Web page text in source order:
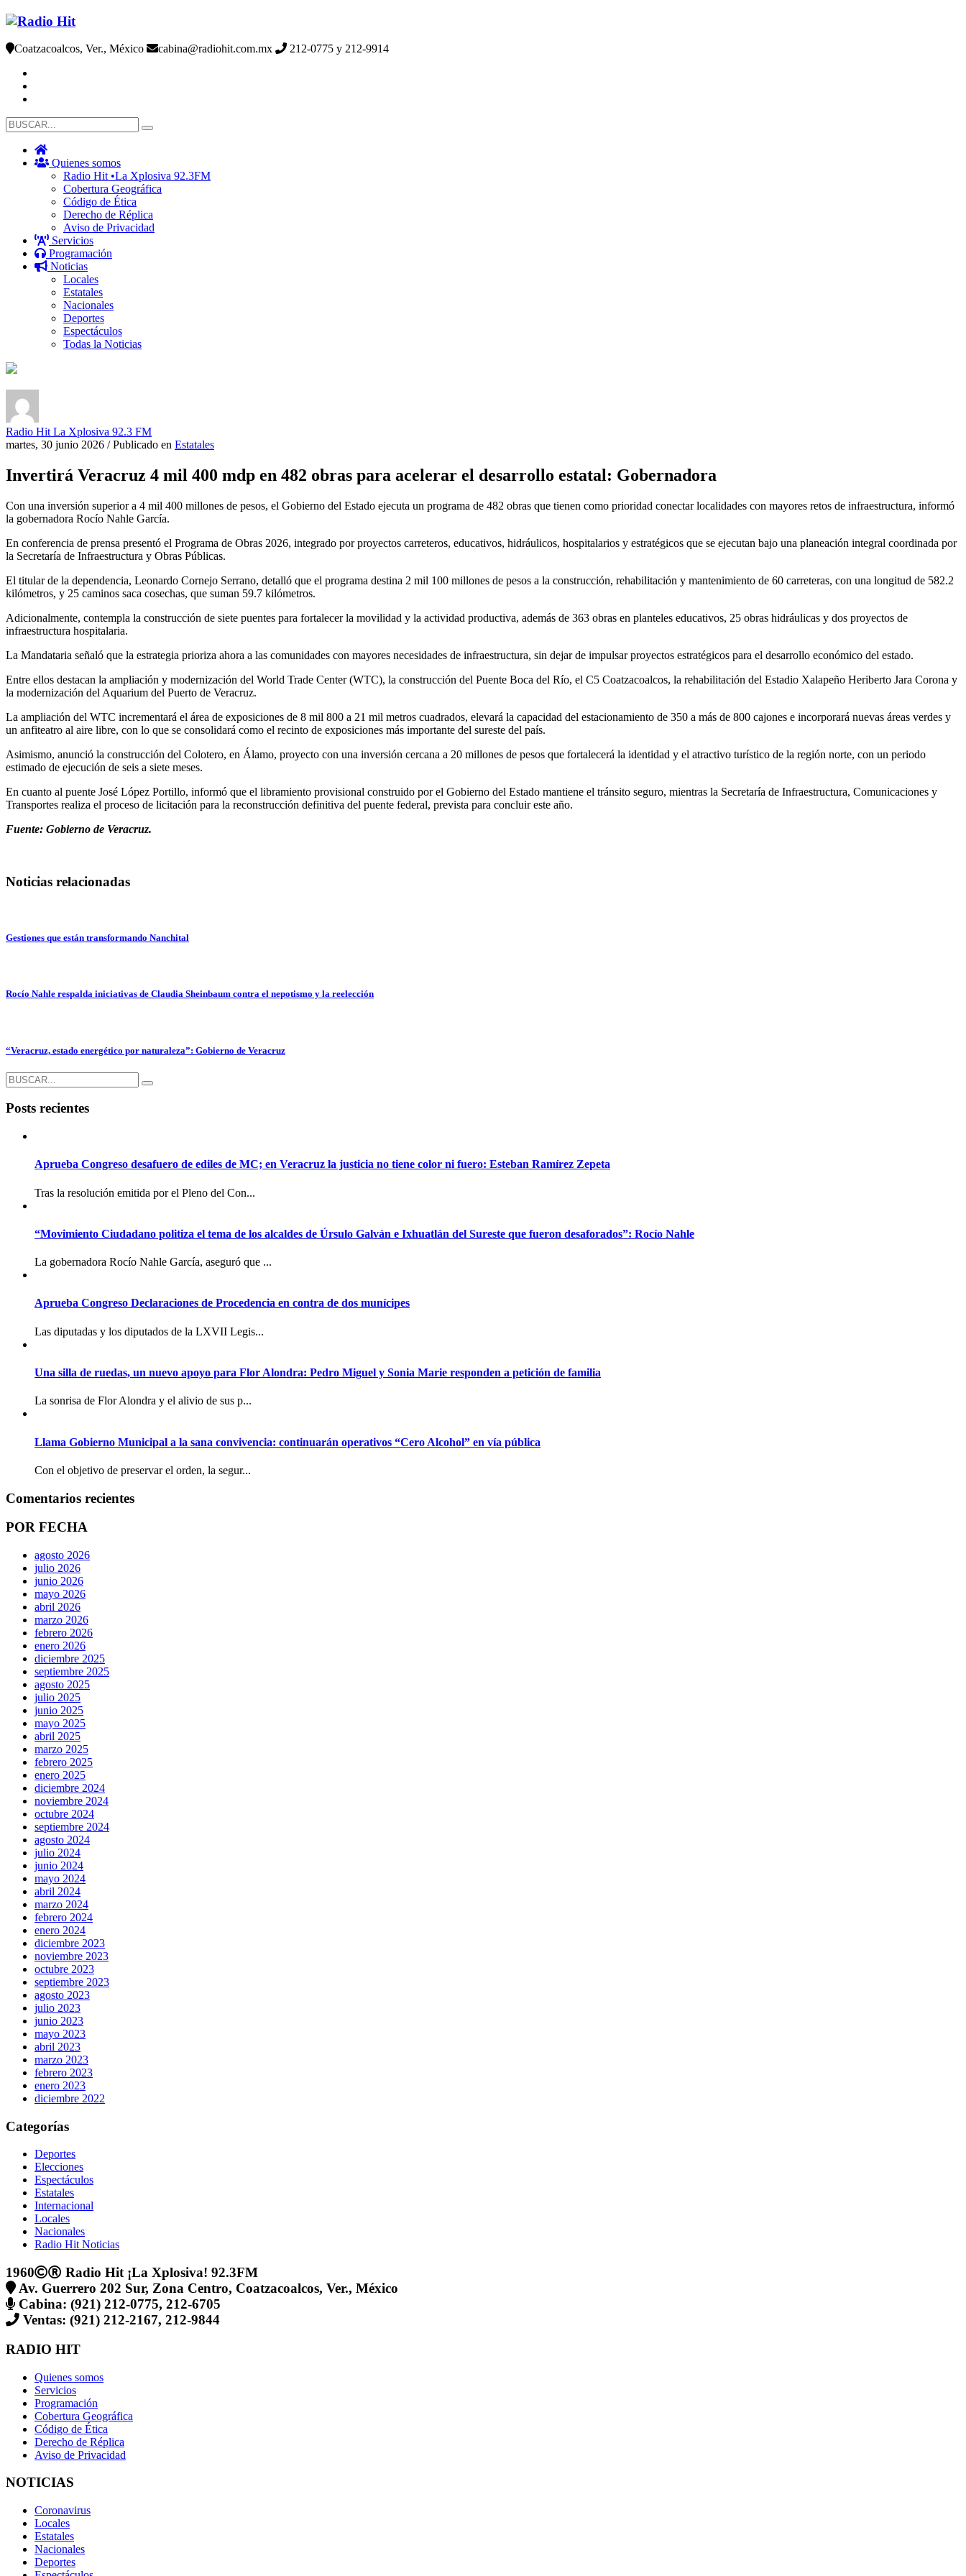
Coatzacoalcos, Ver., México cabina@radiohit.com.mx 212-0775 y 212-9914
Quienes somos
Radio Hit •La Xplosiva 92.3FM
Cobertura Geográfica
Código de Ética
Derecho de Réplica
Aviso de Privacidad
Servicios
Programación
Noticias
Locales
Estatales
Nacionales
Deportes
Espectáculos
Todas la Noticias
Radio Hit La Xplosiva 92.3 FM
martes, 30 junio 2026 /Publicado en Estatales
Invertirá Veracruz 4 mil 400 mdp en 482 obras para acelerar el desarrollo estatal: Gobernadora
Con una inversión superior a 4 mil 400 millones de pesos, el Gobierno del Estado ejecuta un programa de 482 obras que tienen como prioridad conectar localidades con mayores retos de infraestructura, informó
la gobernadora Rocío Nahle García.
En conferencia de prensa presentó el Programa de Obras 2026, integrado por proyectos carreteros, educativos, hidráulicos, hospitalarios y estratégicos que se ejecutan bajo una planeación integral coordinada por
la Secretaría de Infraestructura y Obras Públicas.
El titular de la dependencia, Leonardo Cornejo Serrano, detalló que el programa destina 2 mil 100 millones de pesos a la construcción, rehabilitación y mantenimiento de 60 carreteras, con una longitud de 582.2
kilómetros, y 25 caminos saca cosechas, que suman 59.7 kilómetros.
Adicionalmente, contempla la construcción de siete puentes para fortalecer la movilidad y la actividad productiva, además de 363 obras en planteles educativos, 25 obras hidráulicas y dos proyectos de
infraestructura hospitalaria.
La Mandataria señaló que la estrategia prioriza ahora a las comunidades con mayores necesidades de infraestructura, sin dejar de impulsar proyectos estratégicos para el desarrollo económico del estado.
Entre ellos destacan la ampliación y modernización del World Trade Center (WTC), la construcción del Puente Boca del Río, el C5 Coatzacoalcos, la rehabilitación del Estadio Xalapeño Heriberto Jara Corona y
la modernización del Aquarium del Puerto de Veracruz.
La ampliación del WTC incrementará el área de exposiciones de 8 mil 800 a 21 mil metros cuadrados, elevará la capacidad del estacionamiento de 350 a más de 800 cajones e incorporará nuevas áreas verdes y
un anfiteatro al aire libre, con lo que se consolidará como el recinto de exposiciones más importante del sureste del país.
Asimismo, anunció la construcción del Colotero, en Álamo, proyecto con una inversión cercana a 20 millones de pesos que fortalecerá la identidad y el atractivo turístico de la región norte, con un periodo
estimado de ejecución de seis a siete meses.
En cuanto al puente José López Portillo, informó que el libramiento provisional construido por el Gobierno del Estado mantiene el tránsito seguro, mientras la Secretaría de Infraestructura, Comunicaciones y
Transportes realiza el proceso de licitación para la reconstrucción definitiva del puente federal, prevista para concluir este año.
Fuente: Gobierno de Veracruz.
Noticias relacionadas
Gestiones que están transformando Nanchital
Rocío Nahle respalda iniciativas de Claudia Sheinbaum contra el nepotismo y la reelección
“Veracruz, estado energético por naturaleza”: Gobierno de Veracruz
Posts recientes
Aprueba Congreso desafuero de ediles de MC; en Veracruz la justicia no tiene color ni fuero: Esteban Ramírez Zepeta
Tras la resolución emitida por el Pleno del Con...
“Movimiento Ciudadano politiza el tema de los alcaldes de Úrsulo Galván e Ixhuatlán del Sureste que fueron desaforados”: Rocío Nahle
La gobernadora Rocío Nahle García, aseguró que ...
Aprueba Congreso Declaraciones de Procedencia en contra de dos munícipes
Las diputadas y los diputados de la LXVII Legis...
Una silla de ruedas, un nuevo apoyo para Flor Alondra: Pedro Miguel y Sonia Marie responden a petición de familia
La sonrisa de Flor Alondra y el alivio de sus p...
Llama Gobierno Municipal a la sana convivencia: continuarán operativos “Cero Alcohol” en vía pública
Con el objetivo de preservar el orden, la segur...
Comentarios recientes
POR FECHA
agosto 2026
julio 2026
junio 2026
mayo 2026
abril 2026
marzo 2026
febrero 2026
enero 2026
diciembre 2025
septiembre 2025
agosto 2025
julio 2025
junio 2025
mayo 2025
abril 2025
marzo 2025
febrero 2025
enero 2025
diciembre 2024
noviembre 2024
octubre 2024
septiembre 2024
agosto 2024
julio 2024
junio 2024
mayo 2024
abril 2024
marzo 2024
febrero 2024
enero 2024
diciembre 2023
noviembre 2023
octubre 2023
septiembre 2023
agosto 2023
julio 2023
junio 2023
mayo 2023
abril 2023
marzo 2023
febrero 2023
enero 2023
diciembre 2022
Categorías
Deportes
Elecciones
Espectáculos
Estatales
Internacional
Locales
Nacionales
Radio Hit Noticias
1960
Radio Hit ¡La Xplosiva! 92.3FM
Av. Guerrero 202 Sur, Zona Centro, Coatzacoalcos, Ver., México
Cabina: (921) 212-0775, 212-6705
Ventas: (921) 212-2167, 212-9844
RADIO HIT
Quienes somos
Servicios
Programación
Cobertura Geográfica
Código de Ética
Derecho de Réplica
Aviso de Privacidad
NOTICIAS
Coronavirus
Locales
Estatales
Nacionales
Deportes